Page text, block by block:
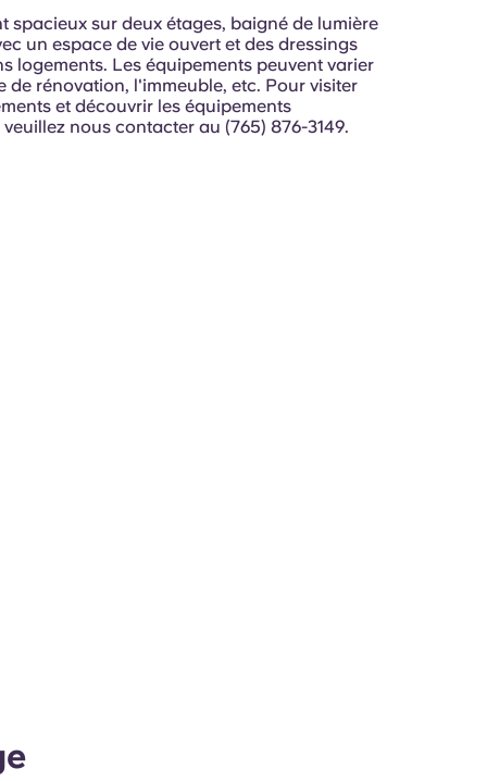
spacieux sur deux étages, baigné de lumière
un espace de vie ouvert et des dressings
logements. Les équipements peuvent varier
de rénovation, l'immeuble, etc. Pour visiter
et découvrir les équipements
nous contacter au (765) 876-3149.